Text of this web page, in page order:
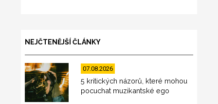
NEJČTENĚJŠÍ ČLÁNKY
07.08.2026
5 kritických názorů, které mohou
pocuchat muzikantské ego